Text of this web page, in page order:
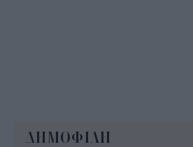
ΔΗΜΟΦΙΛΗ